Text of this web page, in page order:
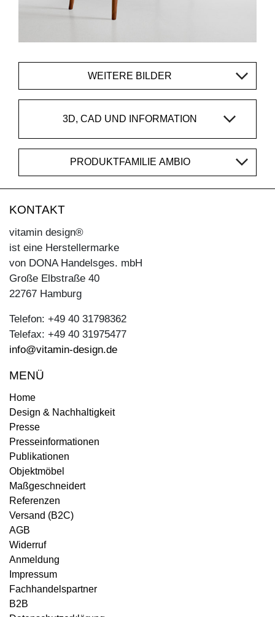
WEITERE BILDER
3D, CAD UND INFORMATION
PRODUKTFAMILIE AMBIO
KONTAKT
vitamin design®
ist eine Herstellermarke
von DONA Handelsges. mbH
Große Elbstraße 40
22767 Hamburg
Telefon: +49 40 31798362
Telefax: +49 40 31975477
info@vitamin-design.de
MENÜ
Home
Design & Nachhaltigkeit
Presse
Presseinformationen
Publikationen
Objektmöbel
Maßgeschneidert
Referenzen
Versand (B2C)
AGB
Widerruf
Anmeldung
Impressum
Fachhandelspartner
B2B